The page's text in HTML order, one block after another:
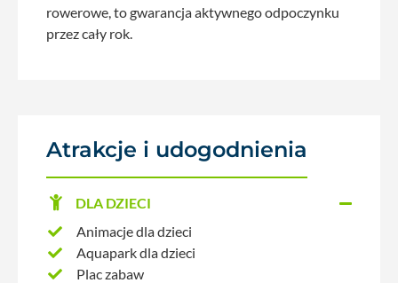
rowerowe, to gwarancja aktywnego odpoczynku
przez cały rok.
Atrakcje i udogodnienia
DLA DZIECI
Animacje dla dzieci
Aquapark dla dzieci
Plac zabaw